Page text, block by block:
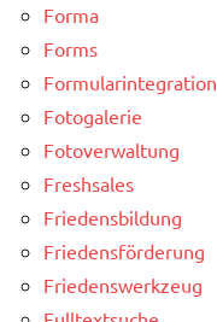
Forma
Forms
Formularintegration
Fotogalerie
Fotoverwaltung
Freshsales
Friedensbildung
Friedensförderung
Friedenswerkzeug